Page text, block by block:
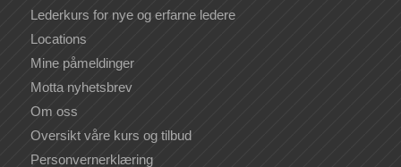
Lederkurs for nye og erfarne ledere
Locations
Mine påmeldinger
Motta nyhetsbrev
Om oss
Oversikt våre kurs og tilbud
Personvernerklæring